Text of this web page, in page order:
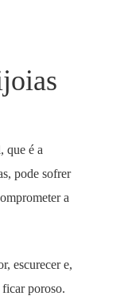
que é a
pode sofrer
a
escurecer e,
ficar poroso.